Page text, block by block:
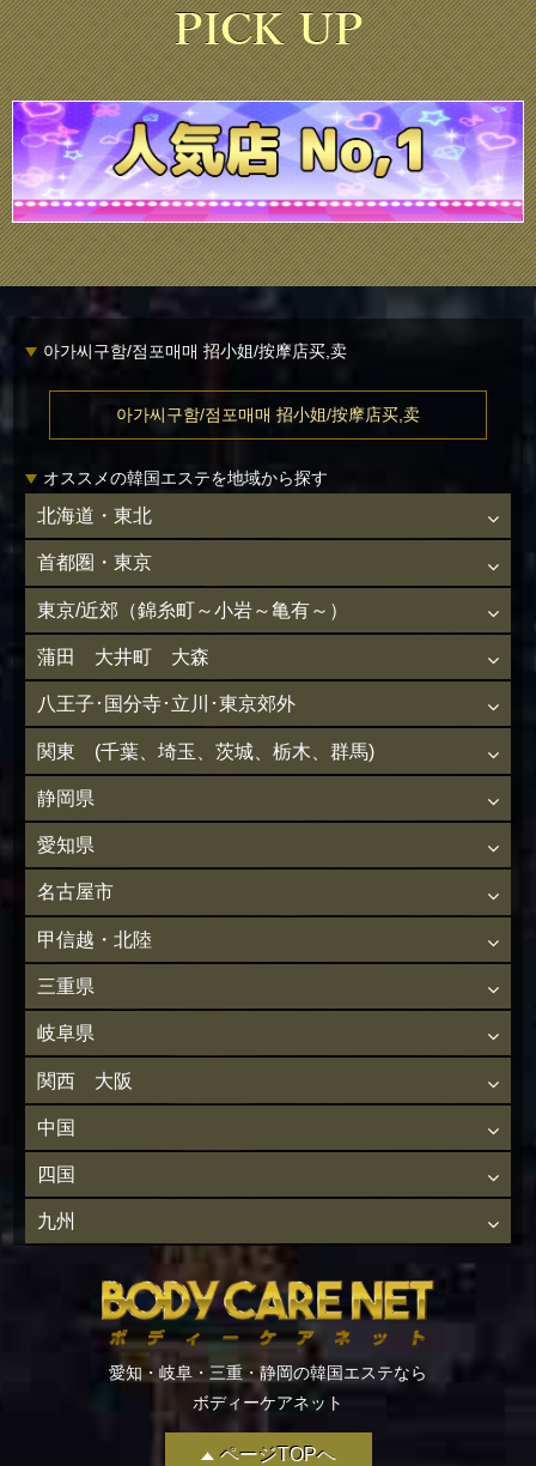
ページTOPへ
아가씨구함/점포매매 招小姐/按摩店买,卖
아가씨구함/점포매매 招小姐/按摩店买,卖
オススメの韓国エステを地域から探す
北海道・東北
首都圏・東京
東京/近郊（錦糸町～小岩～亀有～）
蒲田 大井町 大森
八王子･国分寺･立川･東京郊外
関東 (千葉、埼玉、茨城、栃木、群馬)
静岡県
愛知県
名古屋市
甲信越・北陸
三重県
岐阜県
関西 大阪
中国
四国
九州
愛知・岐阜・三重・静岡の韓国エステなら
ボディーケアネット